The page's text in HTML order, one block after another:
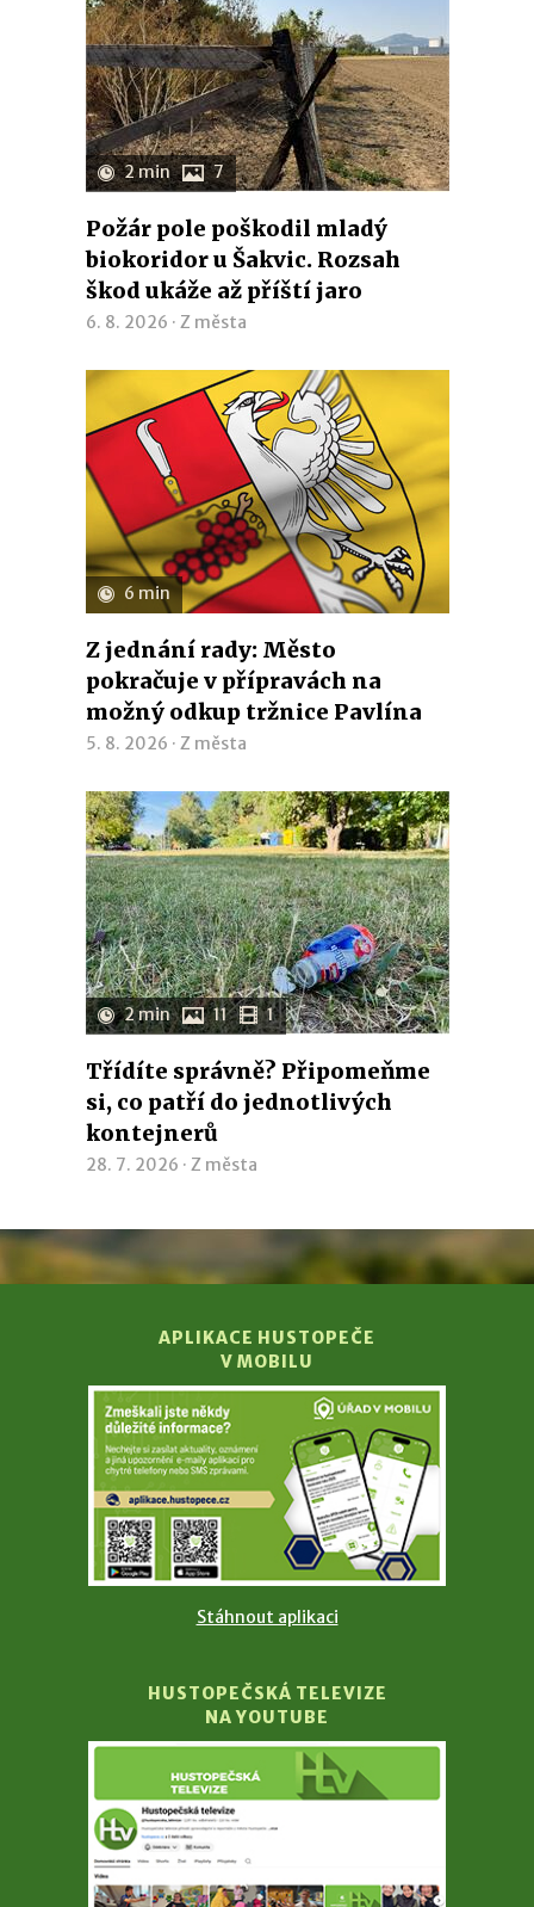
2 min 7
Požár pole poškodil mladý
biokoridor u Šakvic. Rozsah
škod ukáže až příští jaro
6. 8. 2026 · Z města
6 min
Z jednání rady: Město
pokračuje v přípravách na
možný odkup tržnice Pavlína
5. 8. 2026 · Z města
2 min 11 1
Třídíte správně? Připomeňme
si, co patří do jednotlivých
kontejnerů
28. 7. 2026 · Z města
APLIKACE HUSTOPEČE
V MOBILU
Stáhnout aplikaci
HUSTOPEČSKÁ TELEVIZE
NA YOUTUBE